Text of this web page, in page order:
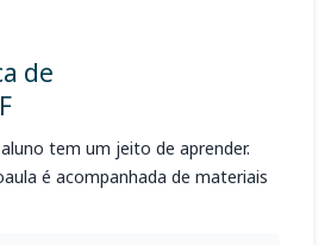
de
tem um jeito de aprender.
é acompanhada de materiais